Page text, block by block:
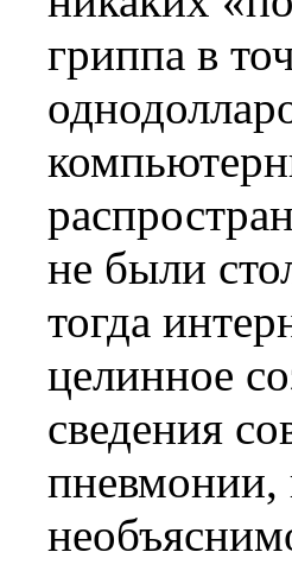
гриппа в
не были
тогда
целинное
сведения
пневмонии,